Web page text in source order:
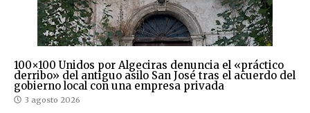
100×100 Unidos por Algeciras denuncia el «práctico
derribo» del antiguo asilo San José tras el acuerdo del
gobierno local con una empresa privada
3 agosto 2026